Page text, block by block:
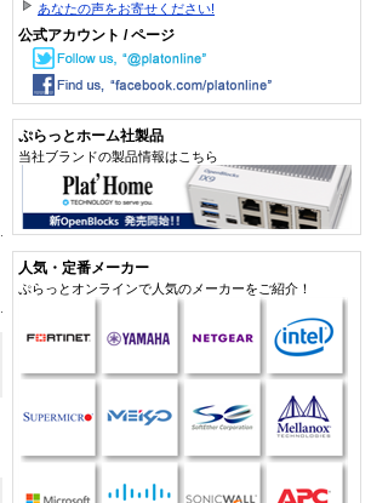
あなたの声をお寄せください!
公式アカウント / ページ
ぷらっとホーム社製品
当社ブランドの製品情報はこちら
人気・定番メーカー
ぷらっとオンラインで人気のメーカーをご紹介！